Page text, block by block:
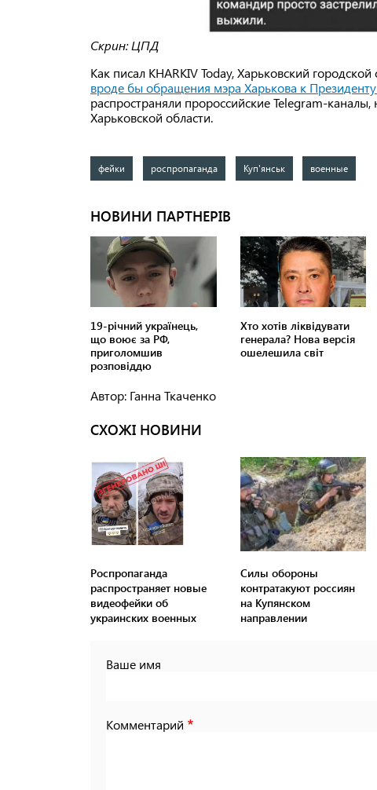
Скрин: ЦПД
Как писал KHARKIV Today, Харьковский
вроде бы обращения мэра Харькова к
распространяли пророссийские Telegram-
Харьковской области.
фейки роспропаганда Куп'янськ военные
Автор: Ганна Ткаченко
СХОЖІ НОВИНИ
Роспропаганда
распространяет новые
видеофейки об
украинских военных
Силы обороны
контратакуют россиян
на Купянском
направлении
Ваше имя
Комментарий